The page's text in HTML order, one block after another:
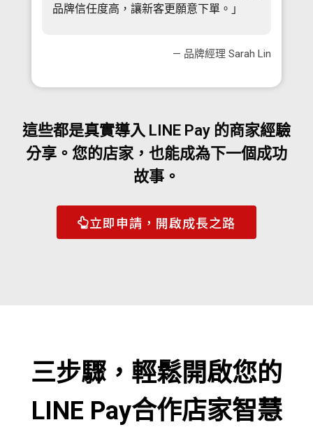
品牌信任度高，讓新客更願意下單。」
— 品牌經理 Sarah Lin
這些都是真實導入 LINE Pay 的商家經驗
分享。您的店家，也能成為下一個成功
故事。
立即申請，開啟成長之路
三步驟，輕鬆開啟您的
LINE Pay合作店家智慧